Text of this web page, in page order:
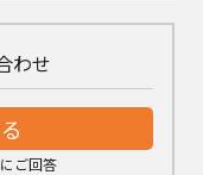
わせ
ご回答